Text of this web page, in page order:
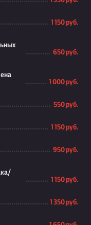
1 150 руб.
650 руб.
1 000 руб.
550 руб.
1 150 руб.
950 руб.
1 150 руб.
1 350 руб.